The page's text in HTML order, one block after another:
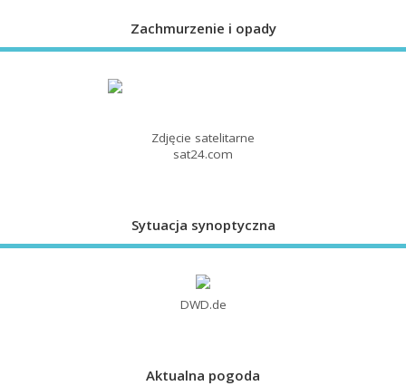
Zachmurzenie i opady
Zdjęcie satelitarne
sat24.com
Sytuacja synoptyczna
DWD.de
Aktualna pogoda